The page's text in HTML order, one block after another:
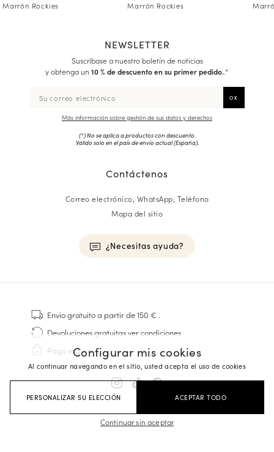
Marrón Rockies
Marrón Rockies
Configurar mis cookies
Al continuar navegando en el sitio, usted acepta el uso de cookies
PERSONALIZAR SU ELECCIÓN ACEPTAR TODO
Continuar sin aceptar
NEWSLETTER
Suscríbase a nuestro boletín de noticias
y obtenga un 10 % de descuento en su primer pedido..*
Más información sobre gestión de sus datos y derechos
(*) No se aplica a productos con descuento.
Válido solo en el país de envío actual (España).
Contáctenos
Correo electrónico, WhatsApp, Teléfono
Mapa del sitio
¿Necesitas ayuda?
Zapatillas
Cosido Goodyear
Derbies y Richelieu
Zapatos Richelieu Hombre
Mocasines
Maletines Business
Zapatillas Blancas Hombre
Envio gratuitoa partir de 150 € .
Devoluciones gratuitasver condiciones
Pago seguro